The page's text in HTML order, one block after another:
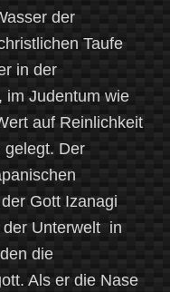
der
Taufe
in der
im Judentum wie
auf Reinlichkeit
gelegt. Der
Gott Izanagi
der Unterwelt in
die
Als er die Nase